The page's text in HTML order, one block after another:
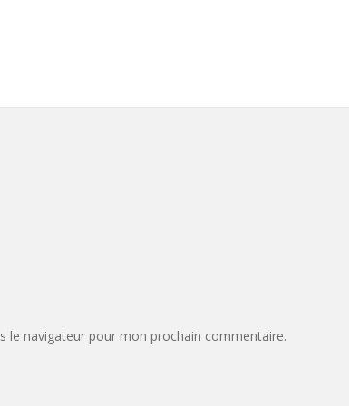
navigateur pour mon prochain commentaire.